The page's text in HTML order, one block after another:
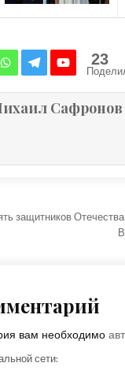
23
Сафронов
записям
защитников Отечества
вам необходимо
сети: